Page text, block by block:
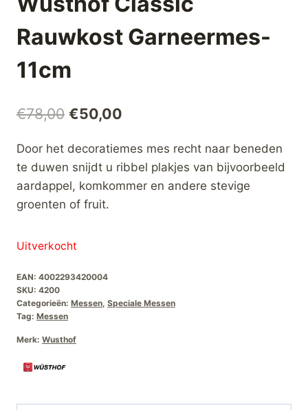
Rauwkost Garneermes-
11cm
€78,00 Oorspronkelijke
was:
€78,00.
€50,00
is:
€50,00.
Door het decoratiemes mes recht naar beneden
te duwen snijdt u ribbel plakjes van bijvoorbeeld
aardappel, komkommer en andere stevige
groenten of fruit.
Uitverkocht
EAN: 4002293420004
SKU: 4200
Categorieën: Messen, Speciale Messen
Tag: Messen
Merk: Wusthof